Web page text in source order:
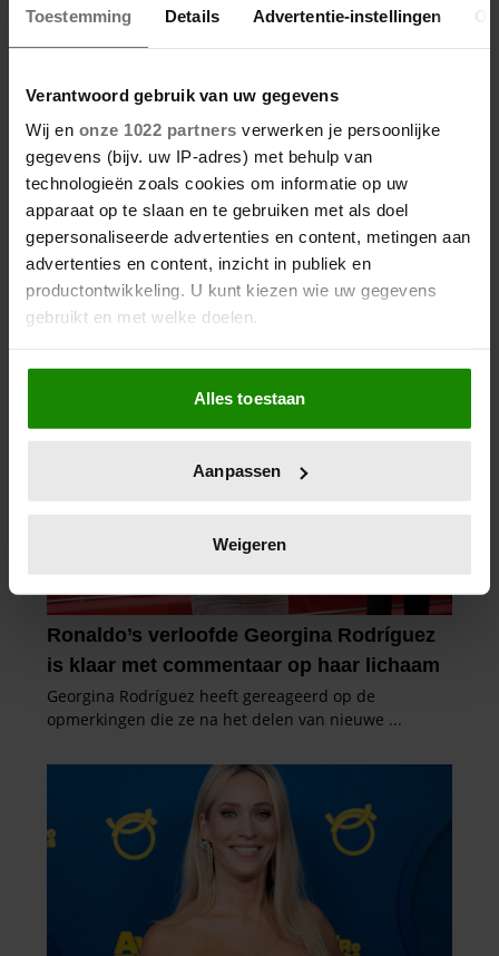
Toestemming Details Advertentie-instellingen
Verantwoord gebruik van uw gegevens
Wij en onze 1022 partners verwerken je persoonlijke
gegevens (bijv. uw IP-adres) met behulp van
technologieën zoals cookies om informatie op uw
apparaat op te slaan en te gebruiken met als doel
gepersonaliseerde advertenties en content, metingen aan
advertenties en content, inzicht in publiek en
productontwikkeling. U kunt kiezen wie uw gegevens
gebruikt en met welke doelen.
Als u het toestaat, willen we ook graag:
Informatie verzamelen over uw geografische
locatie, die tot een paar meter nauwkeurig kan zijn
scannen op specifieke eigenschappen (fingerprinting)
verwerkt en stel uw voorkeuren in het
intrekken in de Cookieverklaring.
We gebruiken cookies om content en advertenties te
personaliseren, om functies voor social media te bieden
en om ons websiteverkeer te analyseren. Ook delen we
informatie over uw gebruik van onze site met onze
partners kunnen deze gegevens combineren met andere
informatie die u aan ze heeft verstrekt of die ze hebben
verzameld op basis van uw gebruik van hun services. U
gaat akkoord met onze cookies als u onze website blijft
Alles toestaan
Aanpassen
Weigeren